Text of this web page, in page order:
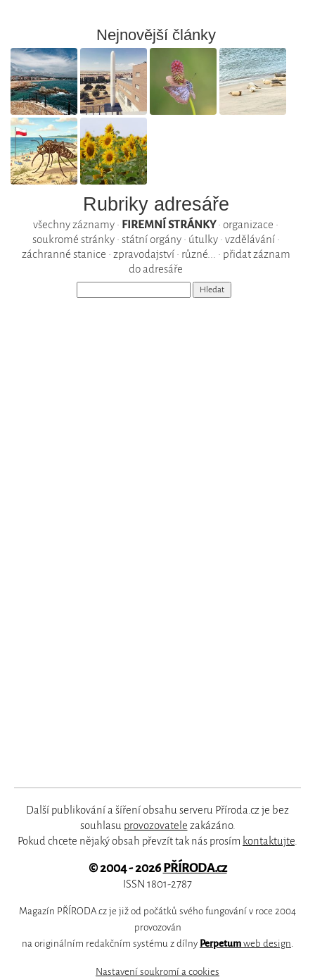
Nejnovější články
Rubriky adresáře
všechny záznamy • FIREMNÍ STRÁNKY• organizace •
soukromé stránky• státní orgány• útulky• vzdělávání•
záchranné stanice • zpravodajství• různé... • přidat záznam
do adresáře
Další publikování a šíření obsahu serveru Příroda.cz je bez
souhlasu provozovatele zakázáno.
Pokud chcete nějaký obsah převzít tak nás prosím kontaktujte
© 2004 - 2026PŘÍRODA.cz
ISSN 1801-2787
Magazín PŘÍRODA.cz je již od počátků svého fungování v roce 2004
provozován
na originálním redakčním systému z dílny Perpetum web design.
Nastavení soukromí a cookies